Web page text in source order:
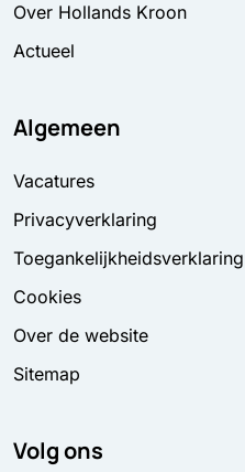
Over Hollands Kroon
Actueel
Algemeen
Vacatures
Privacyverklaring
Toegankelijkheidsverklaring
Cookies
Over de website
Sitemap
Volg ons